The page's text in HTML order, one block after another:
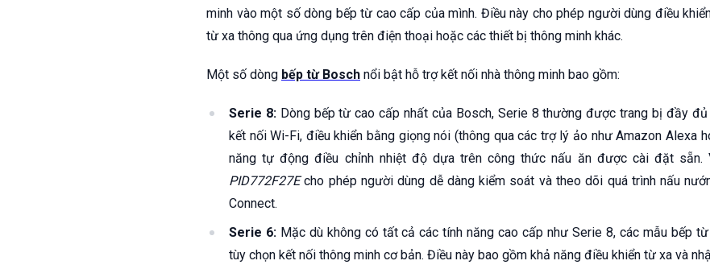
minh vào một số dòng bếp từ cao cấp của mình. Điều này cho phép người dùng điều
từ xa thông qua ứng dụng trên điện thoại hoặc các thiết bị thông minh khác.
Một số dòng bếp từ Bosch nổi bật hỗ trợ kết nối nhà thông minh bao gồm:
Serie 8:Dòng bếp từ cao cấp nhất của Bosch, Serie 8 thường được trang bị đầy đủ
kết nối Wi-Fi, điều khiển bằng giọng nói (thông qua các trợ lý ảo như Amazon Alexa
năng tự động điều chỉnh nhiệt độ dựa trên công thức nấu ăn được cài đặt
PID772F27Echo phép người dùng dễ dàng kiểm soát và theo dõi quá trình nấu
Connect.
Serie 6:Mặc dù không có tất cả các tính năng cao cấp như Serie 8, các mẫu bếp
tùy chọn kết nối thông minh cơ bản. Điều này bao gồm khả năng điều khiển từ xa và